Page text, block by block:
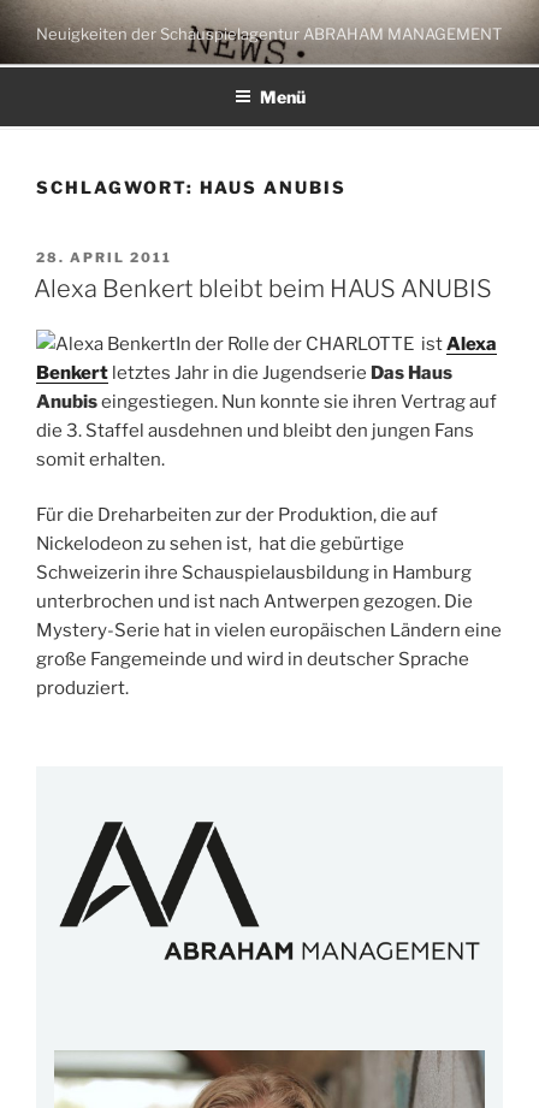
Zum
Inhalt
springen
Neuigkeiten der Schauspielagentur ABRAHAM MANAGEMENT
Menü
SCHLAGWORT: HAUS ANUBIS
VERÖFFENTLICHT
AM
28. APRIL 2011
Alexa Benkert bleibt beim HAUS ANUBIS
In der Rolle der CHARLOTTE istAlexa
Benkert letztes Jahr in die Jugendserie Das Haus
Anubiseingestiegen. Nun konnte sie ihren Vertrag auf
die 3. Staffel ausdehnen und bleibt den jungen Fans
somit erhalten.
Für die Dreharbeiten zur der Produktion, die auf
Nickelodeon zu sehen ist, hat die gebürtige
Schweizerin ihre Schauspielausbildung in Hamburg
unterbrochen und ist nach Antwerpen gezogen. Die
Mystery-Serie hat in vielen europäischen Ländern eine
große Fangemeinde und wird in deutscher Sprache
produziert.